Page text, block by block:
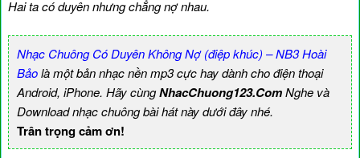
Hai ta có duyên nhưng chẳng nợ nhau.
Nhạc Chuông Có Duyên Không Nợ (điệp khúc) – NB3 Hoài
Bảolà một bản nhạc nền mp3 cực hay dành cho điện thoại
Android, iPhone. Hãy cùngNhacChuong123.ComNghe và
Download nhạc chuông bài hát này dưới đây nhé.
Trân trọng cảm ơn!